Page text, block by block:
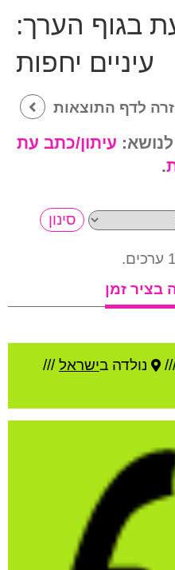
בגוף הערך:
עיניים יחפות
לדף התוצאות
עיתון/כתב עת
.
בציר זמן
נולדה בישראל///